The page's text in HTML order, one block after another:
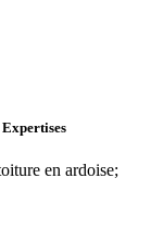
Expertises
en ardoise;